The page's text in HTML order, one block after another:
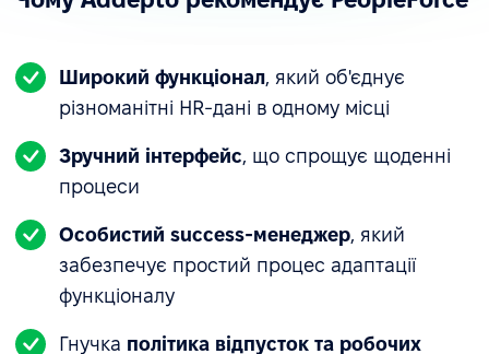
Широкий функціонал, який об'єднує
різноманітні HR-дані в одному місці
Зручний інтерфейс, що спрощує щоденні
процеси
Особистий success-менеджер, який
забезпечує простий процес адаптації
функціоналу
Гнучка політика відпусток та робочих